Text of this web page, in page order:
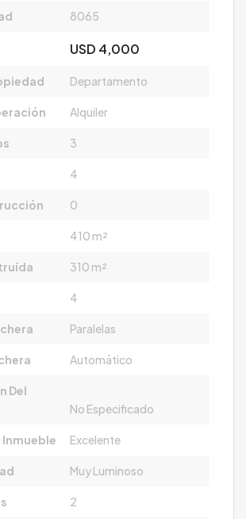
8065
USD 4,000
Departamento
Alquiler
3
4
0
410 m²
310 m²
4
Paralelas
Automático
Del
No Especificado
Inmueble Excelente
Muy Luminoso
2